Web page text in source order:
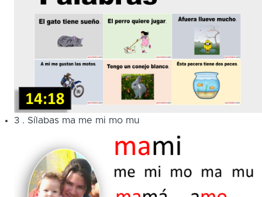
3 . Sílabas ma me mi mo mu